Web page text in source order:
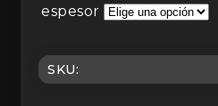
espesor
SKU: